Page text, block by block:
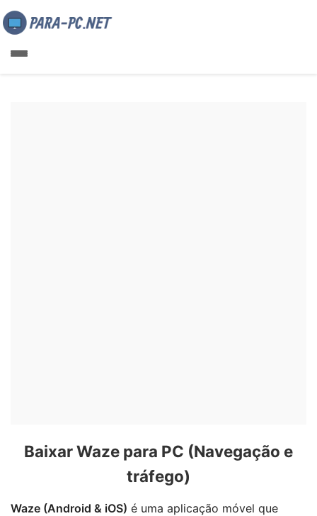
Baixar Waze para PC (Navegação e
tráfego)
Waze (Android & iOS) é uma aplicação móvel que